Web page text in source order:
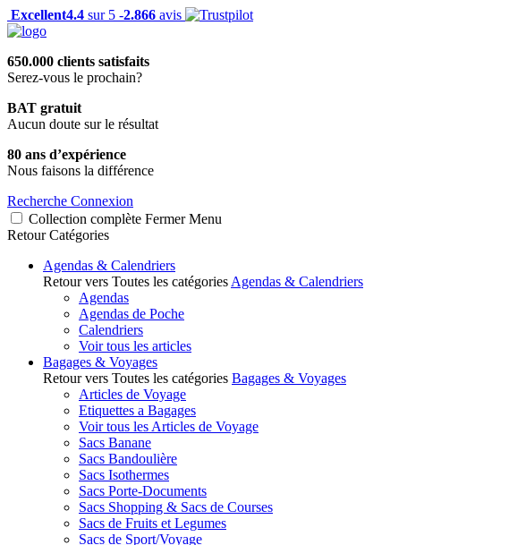
Excellent4.4 sur 5 -2.866 avis
650.000 clients satisfaits
Serez-vous le prochain?
BAT gratuit
Aucun doute sur le résultat
80 ans d’expérience
Nous faisons la différence
Recherche Connexion
Collection complète Fermer Menu
Retour Catégories
Agendas & Calendriers
Retour vers Toutes les catégories Agendas & Calendriers
Agendas
Agendas de Poche
Calendriers
Voir tous les articles
Bagages & Voyages
Retour vers Toutes les catégories Bagages & Voyages
Articles de Voyage
Etiquettes a Bagages
Voir tous les Articles de Voyage
Sacs Banane
Sacs Bandoulière
Sacs Isothermes
Sacs Porte-Documents
Sacs Shopping & Sacs de Courses
Sacs de Fruits et Legumes
Sacs de Sport/Voyage